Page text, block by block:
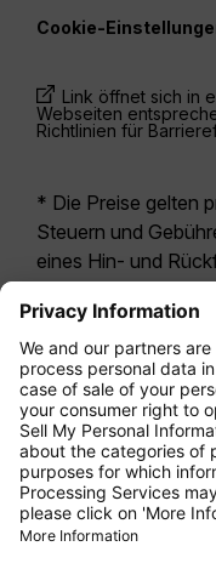
Cookie-
Link öffnet sich in
Webseiten
Richtlinien für
* Die Preise gelten
Steuern und
eines Hin- und
letzten 24 Stunden
möglicherweise
Economy Class
sich i.d.R. um
Tarifoption. Es
für
Leistungen